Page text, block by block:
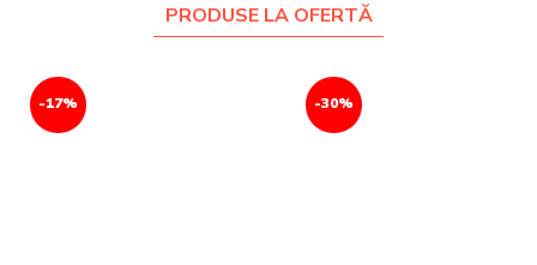
PRODUSE LA OFERTĂ
-17% -30%